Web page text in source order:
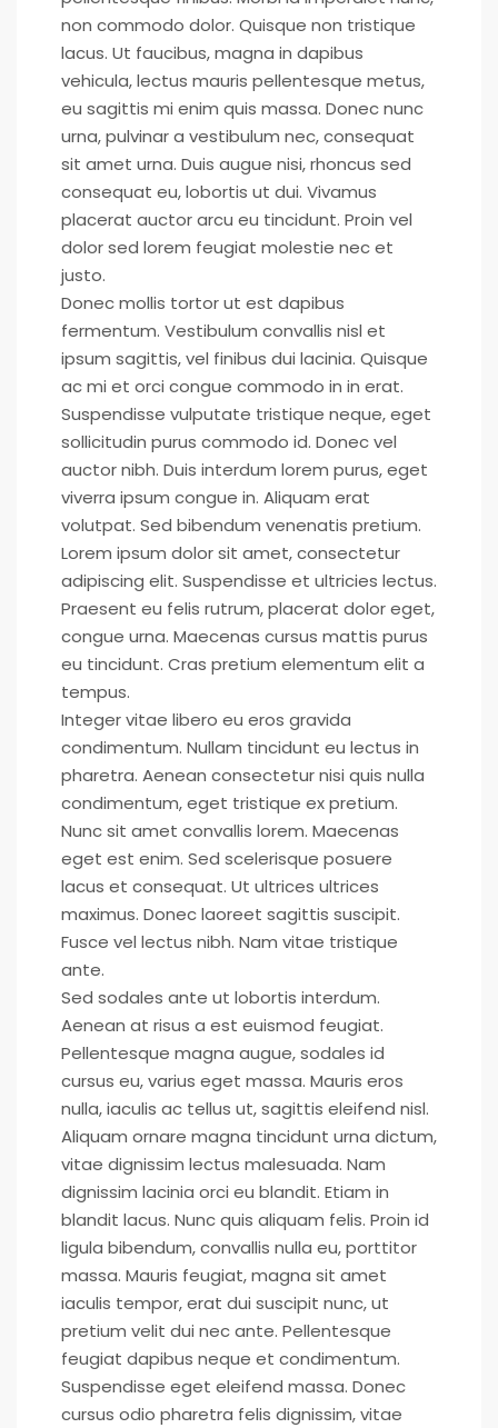
non commodo dolor. Quisque non tristique
lacus. Ut faucibus, magna in dapibus
vehicula, lectus mauris pellentesque metus,
eu sagittis mi enim quis massa. Donec nunc
urna, pulvinar a vestibulum nec, consequat
sit amet urna. Duis augue nisi, rhoncus sed
consequat eu, lobortis ut dui. Vivamus
placerat auctor arcu eu tincidunt. Proin vel
dolor sed lorem feugiat molestie nec et
justo.
Donec mollis tortor ut est dapibus
fermentum. Vestibulum convallis nisl et
ipsum sagittis, vel finibus dui lacinia. Quisque
ac mi et orci congue commodo in in erat.
Suspendisse vulputate tristique neque, eget
sollicitudin purus commodo id. Donec vel
auctor nibh. Duis interdum lorem purus, eget
viverra ipsum congue in. Aliquam erat
volutpat. Sed bibendum venenatis pretium.
Lorem ipsum dolor sit amet, consectetur
adipiscing elit. Suspendisse et ultricies lectus.
Praesent eu felis rutrum, placerat dolor eget,
congue urna. Maecenas cursus mattis purus
eu tincidunt. Cras pretium elementum elit a
tempus.
Integer vitae libero eu eros gravida
condimentum. Nullam tincidunt eu lectus in
pharetra. Aenean consectetur nisi quis nulla
condimentum, eget tristique ex pretium.
Nunc sit amet convallis lorem. Maecenas
eget est enim. Sed scelerisque posuere
lacus et consequat. Ut ultrices ultrices
maximus. Donec laoreet sagittis suscipit.
Fusce vel lectus nibh. Nam vitae tristique
ante.
Sed sodales ante ut lobortis interdum.
Aenean at risus a est euismod feugiat.
Pellentesque magna augue, sodales id
cursus eu, varius eget massa. Mauris eros
nulla, iaculis ac tellus ut, sagittis eleifend nisl.
Aliquam ornare magna tincidunt urna dictum,
vitae dignissim lectus malesuada. Nam
dignissim lacinia orci eu blandit. Etiam in
blandit lacus. Nunc quis aliquam felis. Proin id
ligula bibendum, convallis nulla eu, porttitor
massa. Mauris feugiat, magna sit amet
iaculis tempor, erat dui suscipit nunc, ut
pretium velit dui nec ante. Pellentesque
feugiat dapibus neque et condimentum.
Suspendisse eget eleifend massa. Donec
cursus odio pharetra felis dignissim, vitae